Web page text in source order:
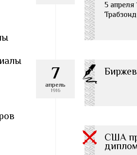
5 апреля
7
апрель
1916
США